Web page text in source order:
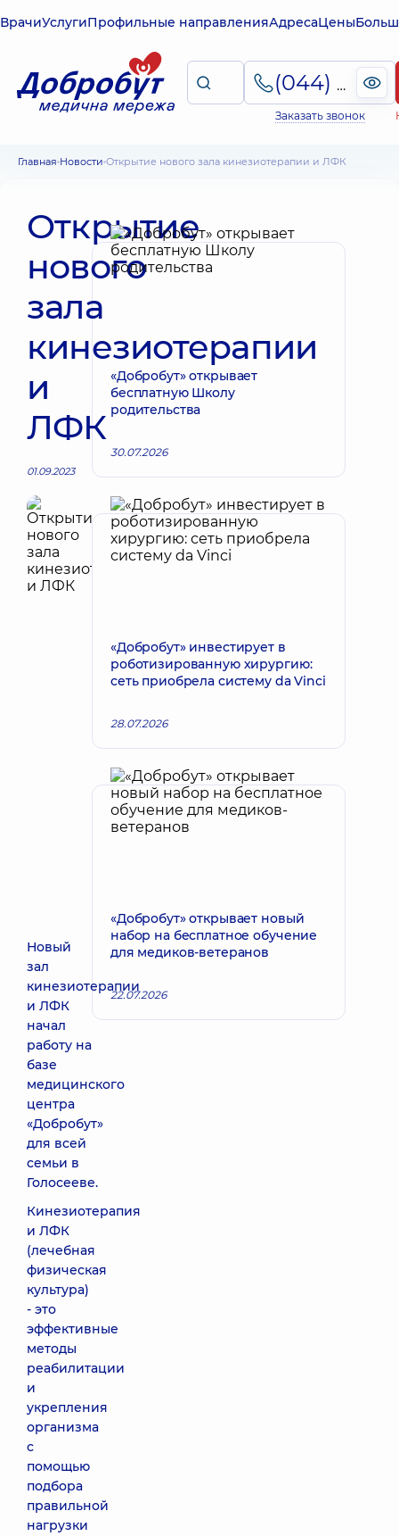
ВрачиУслугиПрофильные направленияАдресаЦены
(044) 495-2-888
Заказать звонок
Главная Новости Открытие нового зала кинезиотерапии и ЛФК
Открытие
нового
зала
кинезиотерапии
и
ЛФК
01.09.2023
Новый
зал
кинезиотерапии
и ЛФК
начал
работу на
базе
медицинского
центра
«Добробут»
для всей
семьи в
Голосееве.
Кинезиотерапия
и ЛФК
(лечебная
физическая
культура)
- это
эффективные
методы
реабилитации
и
укрепления
организма
с
помощью
подбора
правильной
нагрузки
«Добробут» открывает
бесплатную Школу
родительства
30.07.2026
«Добробут» инвестирует в
роботизированную хирургию:
сеть приобрела систему da Vinci
28.07.2026
«Добробут» открывает новый
набор на бесплатное обучение
для медиков-ветеранов
22.07.2026